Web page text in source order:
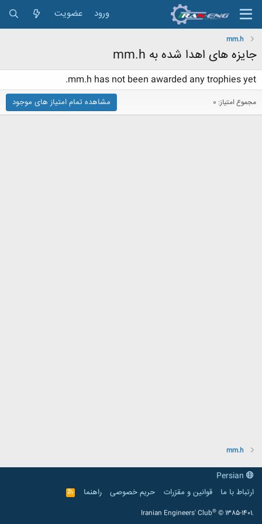
ورود عضویت
mm.h
جایزه های اهدا شده به mm.h
mm.h has not been awarded any trophies yet.
مجموع امتیاز: 0 مشاهده تمام امتیاز های موجود
mm.h
ارتباط با ما
قوانین و مقرّرات حریم خصوصی راهنما
R
S
Iranian Engineers' Club® © 1385-1401.